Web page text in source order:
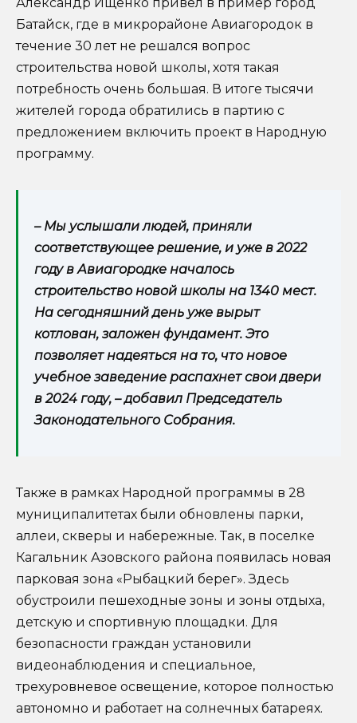
Батайск, где в микрорайоне Авиагородок в
течение 30 лет не решался вопрос
строительства новой школы, хотя такая
потребность очень большая. В итоге тысячи
жителей города обратились в партию с
предложением включить проект в Народную
программу.
– Мы услышали людей, приняли
соответствующее решение, и уже в 2022
году в Авиагородке началось
строительство новой школы на 1340 мест.
На сегодняшний день уже вырыт
котлован, заложен фундамент. Это
позволяет надеяться на то, что новое
учебное заведение распахнет свои двери
в 2024 году, – добавил Председатель
Законодательного Собрания.
Также в рамках Народной программы в 28
муниципалитетах были обновлены парки,
аллеи, скверы и набережные. Так, в поселке
Кагальник Азовского района появилась новая
парковая зона «Рыбацкий берег». Здесь
обустроили пешеходные зоны и зоны отдыха,
детскую и спортивную площадки. Для
безопасности граждан установили
видеонаблюдения и специальное,
трехуровневое освещение, которое полностью
автономно и работает на солнечных батареях.